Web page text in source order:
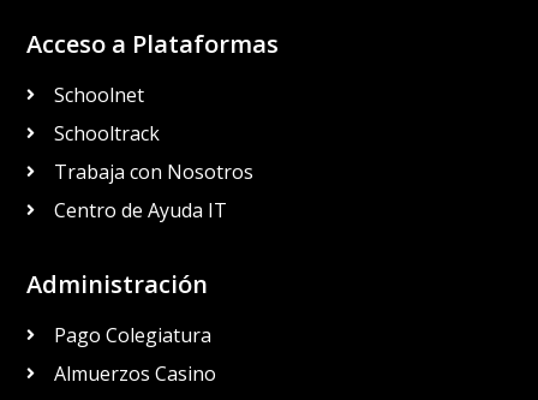
Acceso a Plataformas
Schoolnet
Schooltrack
Trabaja con Nosotros
Centro de Ayuda IT
Administración
Pago Colegiatura
Almuerzos Casino